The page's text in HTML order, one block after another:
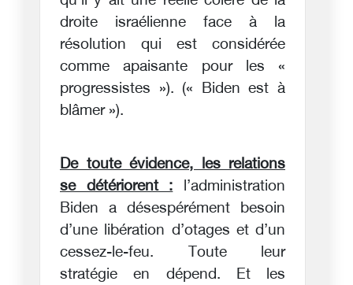
droite israélienne face à la
résolution qui est considérée
comme apaisante pour les «
progressistes »). (« Biden est à
blâmer »).
De toute évidence, les relations
se détériorent :l’administration
Biden a désespérément besoin
d’une libération d’otages et d’un
cessez-le-feu. Toute leur
stratégie en dépend. Et les